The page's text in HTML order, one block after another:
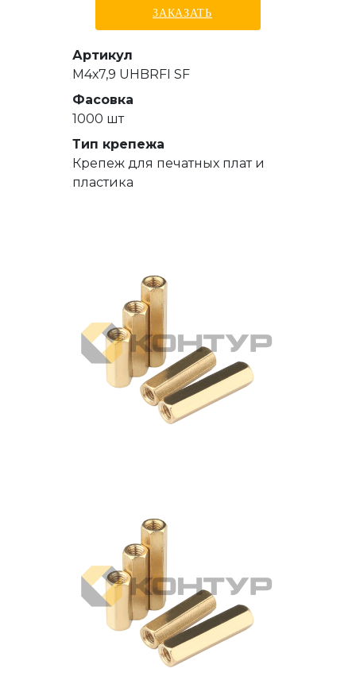
ЗАКАЗАТЬ
Артикул
М4х7,9 UHBRFI SF
Фасовка
1000 шт
Тип крепежа
Крепеж для печатных плат и
пластика